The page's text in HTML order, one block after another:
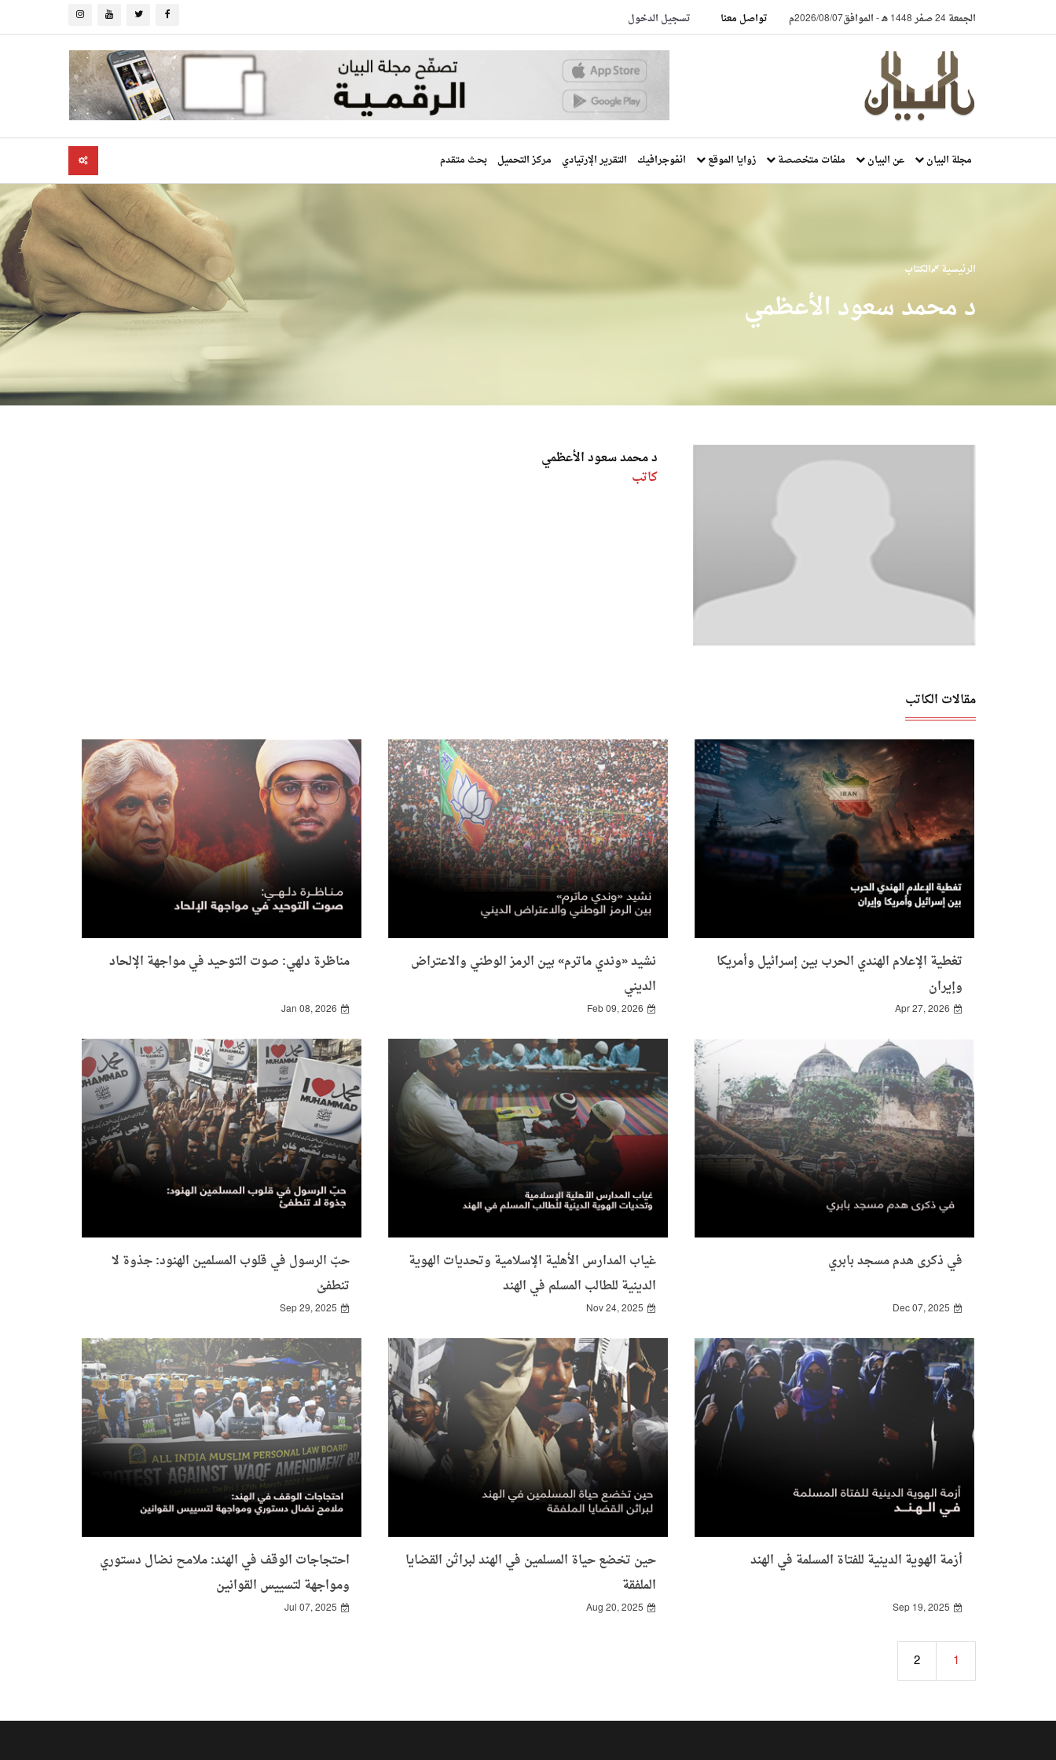
الجمعة 24 صفر 1448 هـ -الموافق2026/08/07م تواصل معنا تسجيل الدخول
مجلة البيان عن البيان ملفات متخصصة زوايا الموقع انفوجرافيك التقرير الإرتيادي مركز التحميل بحث متقدم
الرئيسية الكتاب
د محمد سعود الأعظمي
د محمد سعود الأعظمي
كاتب
مقالات الكاتب
تغطية الإعلام الهندي الحرب بين إسرائيل وأمريكا
وإيران
Apr 27, 2026
نشيد «وندي ماترم» بين الرمز الوطني والاعتراض
الديني
Feb 09, 2026
مناظرة دلهي: صوت التوحيد في مواجهة الإلحاد
Jan 08, 2026
في ذكرى هدم مسجد بابري
Dec 07, 2025
غياب المدارس الأهلية الإسلامية وتحديات الهوية
الدينية للطالب المسلم في الهند
Nov 24, 2025
حبّ الرسول في قلوب المسلمين الهنود: جذوة لا
تنطفئ
Sep 29, 2025
أزمة الهوية الدينية للفتاة المسلمة في الهند
Sep 19, 2025
حين تخضع حياة المسلمين في الهند لبراثن القضايا
الملفقة
Aug 20, 2025
احتجاجات الوقف في الهند: ملامح نضال دستوري
ومواجهة لتسييس القوانين
Jul 07, 2025
1
2